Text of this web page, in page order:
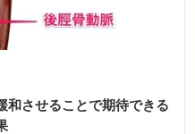
和させることで期待できる